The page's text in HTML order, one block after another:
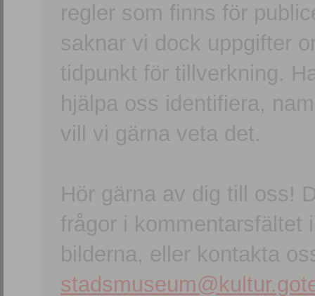
regler som finns för
saknar vi dock uppgifter
tidpunkt för tillverkning.
hjälpa oss identifiera,
vill vi gärna veta det.
Hör gärna av dig till oss!
frågor i kommentarsfältet
bilderna, eller kontakta